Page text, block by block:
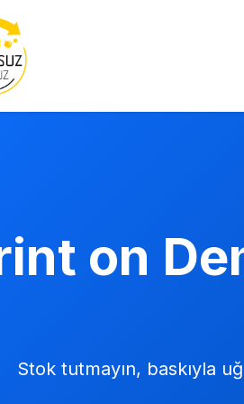
on
Stok tutmayın, baskıyla